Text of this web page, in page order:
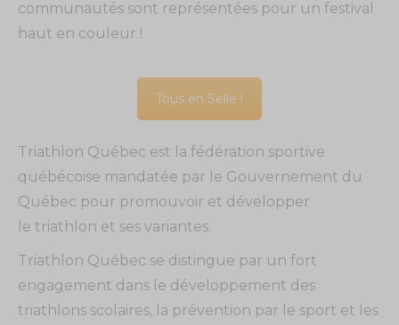
communautés sont représentées pour un festival
haut en couleur !
Tous en Selle !
Triathlon Québec est la fédération sportive
québécoise mandatée par le Gouvernement du
Québec pour promouvoir et développer
le triathlon et ses variantes.
Triathlon Québec se distingue par un fort
engagement dans le développement des
triathlons scolaires, la prévention par le sport et les